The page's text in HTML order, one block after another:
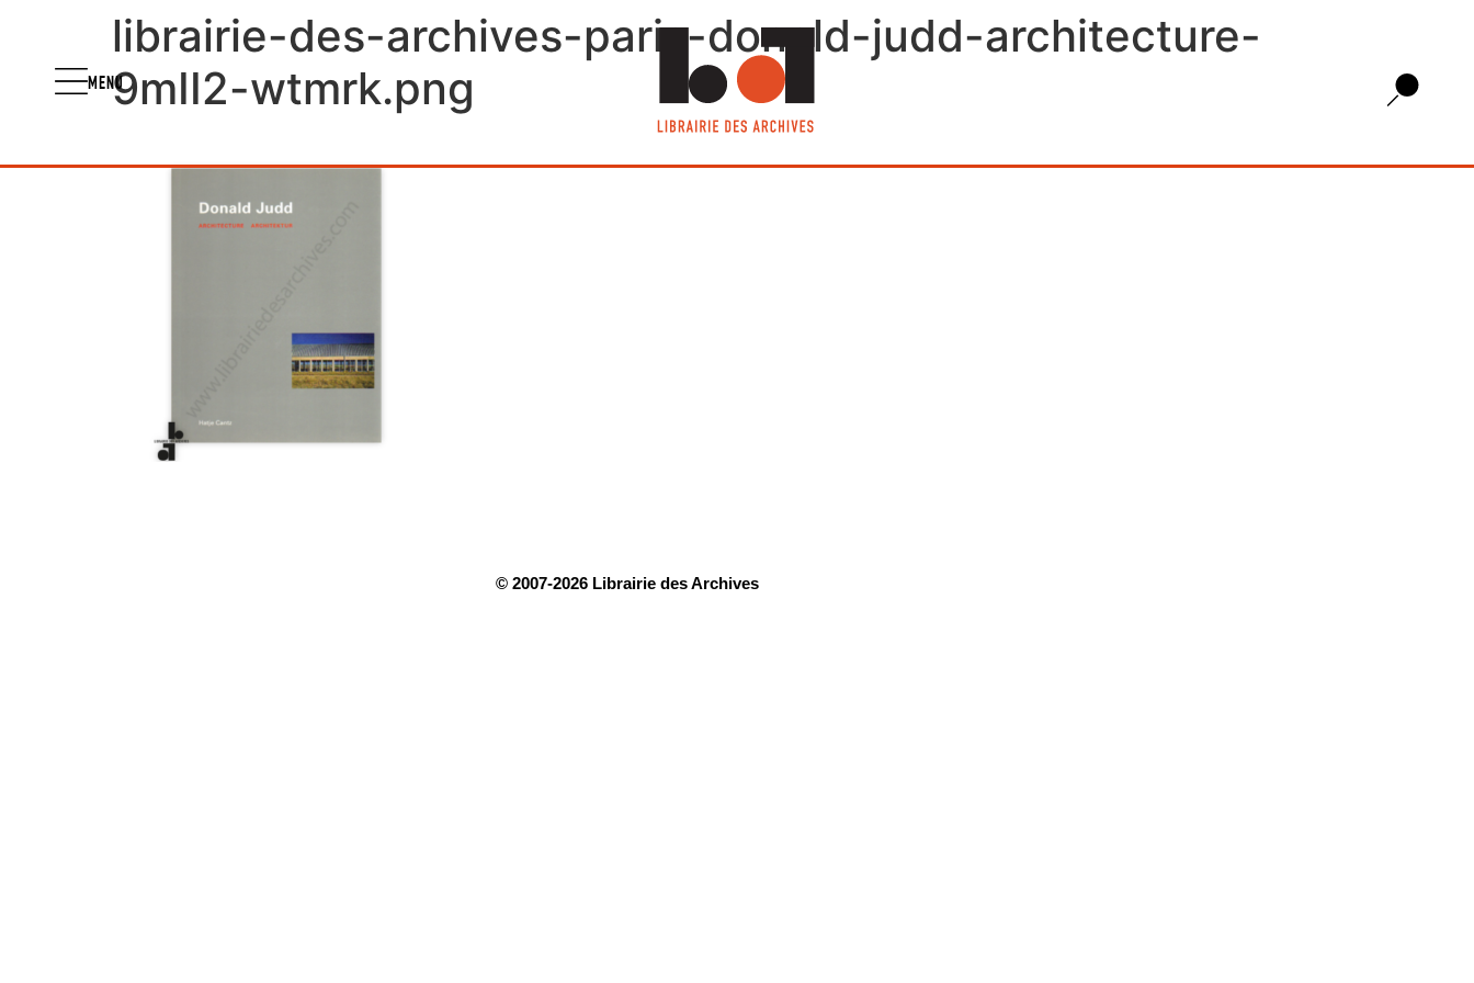
MENU
librairie-des-archives-paris-donald-judd-architecture-
9mII2-wtmrk.png
© 2007-2026 Librairie des Archives